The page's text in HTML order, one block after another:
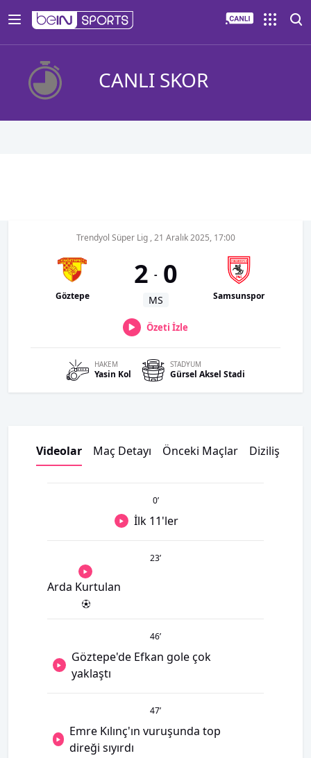
CANLI SKOR
Trendyol Süper Lig, 21 Aralık 2025, 17:00
Göztepe
2 - 0
MS
Özeti İzle
Samsunspor
HAKEM
Yasin Kol
STADYUM
Gürsel Aksel Stadi
Videolar Maç Detayı Önceki Maçlar Dizilişler
0’
İlk 11'ler
23’
Arda Kurtulan
46’
Göztepe'de Efkan gole çok
yaklaştı
47’
Emre Kılınç'ın vuruşunda top
direği sıyırdı